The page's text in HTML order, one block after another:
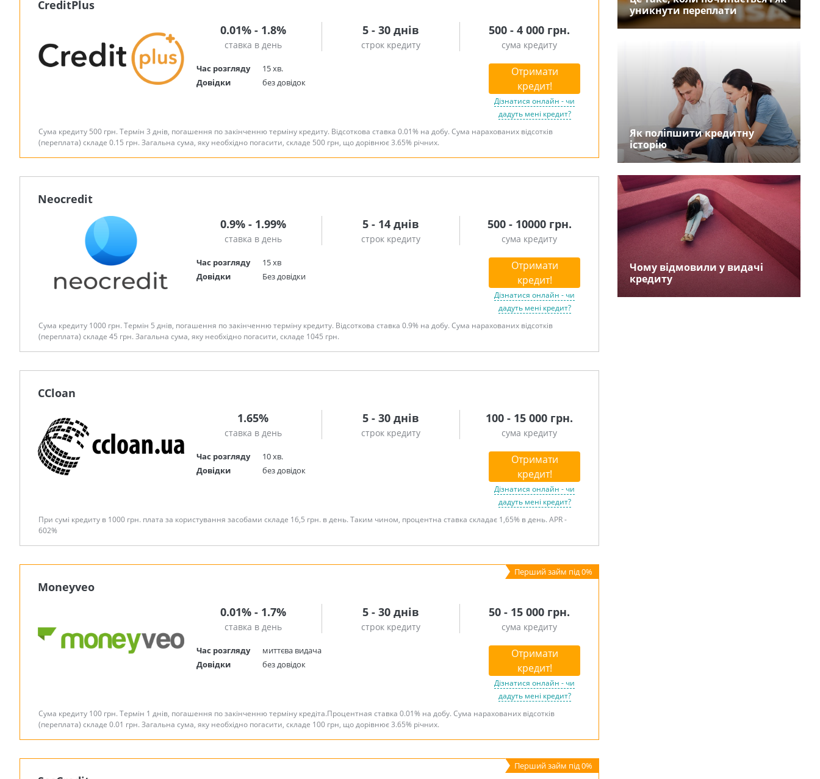
CreditPlus
0.01% - 1.8%
ставка в день
5 - 30 днів
строк кредиту
500 - 4 000 грн.
сума кредиту
Час розгляду
15 хв.
Довідки
без довідок
Отримати
кредит!
Дізнатися онлайн - чи
дадуть мені кредит?
Сума кредиту 500 грн. Термін 3 днів, погашення по закінченню терміну кредиту. Відсоткова ставка 0.01% на добу. Сума нарахованих відсотків
(переплата) складе 0.15 грн. Загальна сума, яку необхідно погасити, складе 500 грн, що дорівнює 3.65% річних.
Neocredit
0.9% - 1.99%
ставка в день
5 - 14 днів
строк кредиту
500 - 10000 грн.
сума кредиту
Час розгляду
15 хв
Довідки
Без довідки
Отримати
кредит!
Дізнатися онлайн - чи
дадуть мені кредит?
Сума кредиту 1000 грн. Термін 5 днів, погашення по закінченню терміну кредиту. Відсоткова ставка 0.9% на добу. Сума нарахованих відсотків
(переплата) складе 45 грн. Загальна сума, яку необхідно погасити, складе 1045 грн.
CCloan
1.65%
ставка в день
5 - 30 днів
строк кредиту
100 - 15 000 грн.
сума кредиту
Час розгляду
10 хв.
Довідки
без довідок
Отримати
кредит!
Дізнатися онлайн - чи
дадуть мені кредит?
При сумі кредиту в 1000 грн. плата за користування засобами складе 16,5 грн. в день. Таким чином, процентна ставка складає 1,65% в день. APR -
602%
Moneyveo
0.01% - 1.7%
ставка в день
5 - 30 днів
строк кредиту
50 - 15 000 грн.
сума кредиту
Час розгляду
миттєва видача
Довідки
без довідок
Отримати
кредит!
Дізнатися онлайн - чи
дадуть мені кредит?
Сума кредиту 100 грн. Термін 1 днів, погашення по закінченню терміну кредіта.Процентная ставка 0.01% на добу. Сума нарахованих відсотків
(переплата) складе 0.01 грн. Загальна сума, яку необхідно погасити, складе 100 грн, що дорівнює 3.65% річних.
уникнути переплати
Як поліпшити кредитну
історію
Чому відмовили у видачі
кредиту